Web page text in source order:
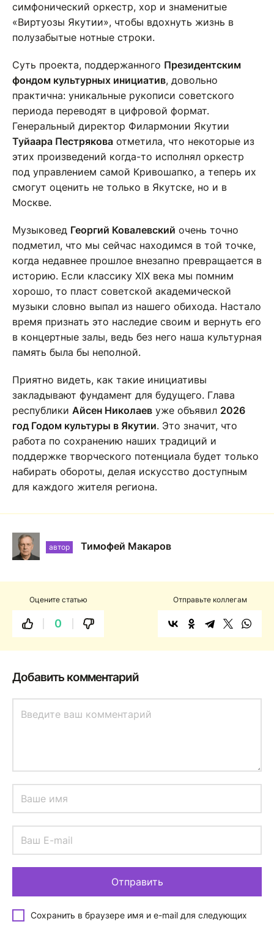
симфонический оркестр, хор и знаменитые
«Виртуозы Якутии», чтобы вдохнуть жизнь в
полузабытые нотные строки.
Суть проекта, поддержанного Президентским
фондом культурных инициатив, довольно
практична: уникальные рукописи советского
периода переводят в цифровой формат.
Генеральный директор Филармонии Якутии
Туйаара Пестрякова отметила, что некоторые из
этих произведений когда-то исполнял оркестр
под управлением самой Кривошапко, а теперь их
смогут оценить не только в Якутске, но и в
Москве.
Музыковед Георгий Ковалевский очень точно
подметил, что мы сейчас находимся в той точке,
когда недавнее прошлое внезапно превращается в
историю. Если классику XIX века мы помним
хорошо, то пласт советской академической
музыки словно выпал из нашего обихода. Настало
время признать это наследие своим и вернуть его
в концертные залы, ведь без него наша культурная
память была бы неполной.
Приятно видеть, как такие инициативы
закладывают фундамент для будущего. Глава
республики Айсен Николаев уже объявил 2026
год Годом культуры в Якутии. Это значит, что
работа по сохранению наших традиций и
поддержке творческого потенциала будет только
набирать обороты, делая искусство доступным
для каждого жителя региона.
автор Тимофей Макаров
Оцените статью
0
Отправьте коллегам
Добавить комментарий
Сохранить в браузере имя и e-mail для следующих